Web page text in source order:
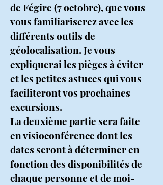
de Fégire (7 octobre), que vous
vous familiariserez avec les
différents outils de
géolocalisation. Je vous
expliquerai les pièges à éviter
et les petites astuces qui vous
faciliteront vos prochaines
excursions.
La deuxième partie sera faite
en visioconférence dont les
dates seront à déterminer en
fonction des disponibilités de
chaque personne et de moi-